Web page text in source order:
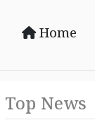
Home
Top News